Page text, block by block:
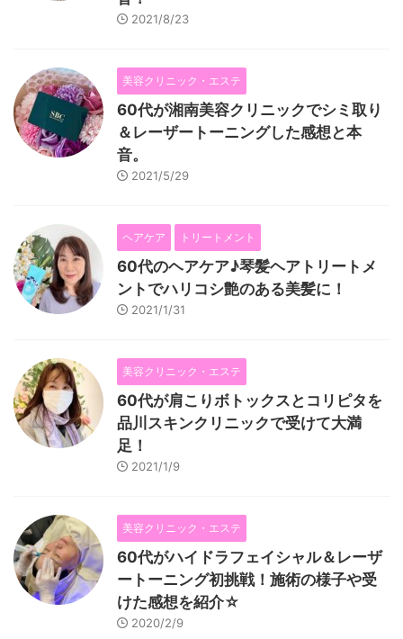
2021/8/23
美容クリニック・エステ
60代が湘南美容クリニックでシミ取り
＆レーザートーニングした感想と本
音。
2021/5/29
ヘアケア トリートメント
60代のヘアケア♪琴髪ヘアトリートメ
ントでハリコシ艶のある美髪に！
2021/1/31
美容クリニック・エステ
60代が肩こりボトックスとコリピタを
品川スキンクリニックで受けて大満
足！
2021/1/9
美容クリニック・エステ
60代がハイドラフェイシャル＆レーザ
ートーニング初挑戦！施術の様子や受
けた感想を紹介☆
2020/2/9